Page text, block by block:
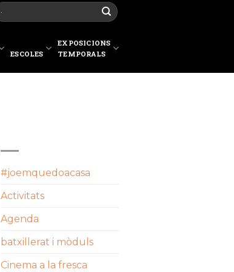
ESCOLES
EXPOSICIONS
TEMPORALS
#joemquedoacasa
Activitats
Agenda
batxillerat i mòduls
Cinema a la fresca